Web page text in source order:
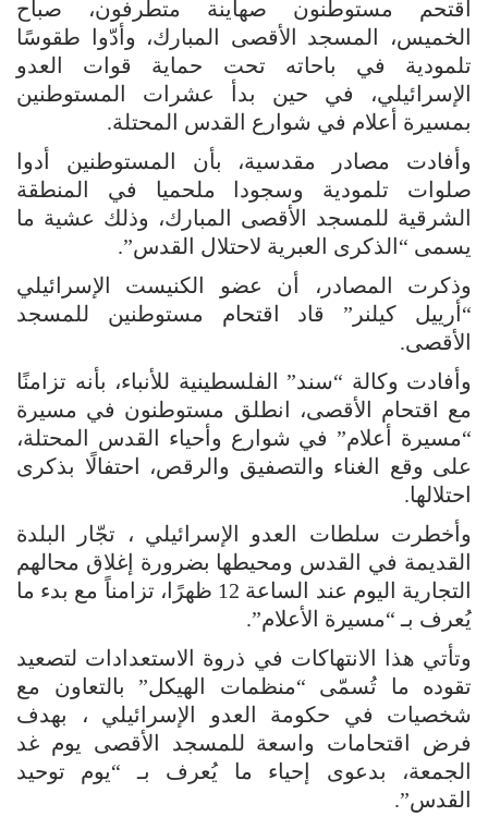
اقتحم مستوطنون صهاينة متطرفون، صباح
الخميس، المسجد الأقصى المبارك، وأدّوا طقوسًا
تلمودية في باحاته تحت حماية قوات العدو
الإسرائيلي، في حين بدأ عشرات المستوطنين
بمسيرة أعلام في شوارع القدس المحتلة.
وأفادت مصادر مقدسية، بأن المستوطنين أدوا
صلوات تلمودية وسجودا ملحميا في المنطقة
الشرقية للمسجد الأقصى المبارك، وذلك عشية ما
يسمى “الذكرى العبرية لاحتلال القدس”.
وذكرت المصادر، أن عضو الكنيست الإسرائيلي
“أرييل كيلنر” قاد اقتحام مستوطنين للمسجد
الأقصى.
وأفادت وكالة “سند” الفلسطينية للأنباء، بأنه تزامنًا
مع اقتحام الأقصى، انطلق مستوطنون في مسيرة
“مسيرة أعلام” في شوارع وأحياء القدس المحتلة،
على وقع الغناء والتصفيق والرقص، احتفالًا بذكرى
احتلالها.
وأخطرت سلطات العدو الإسرائيلي ، تجّار البلدة
القديمة في القدس ومحيطها بضرورة إغلاق محالهم
التجارية اليوم عند الساعة 12 ظهرًا، تزامناً مع بدء ما
يُعرف بـ “مسيرة الأعلام”.
وتأتي هذا الانتهاكات في ذروة الاستعدادات لتصعيد
تقوده ما تُسمّى “منظمات الهيكل” بالتعاون مع
شخصيات في حكومة العدو الإسرائيلي ، بهدف
فرض اقتحامات واسعة للمسجد الأقصى يوم غد
الجمعة، بدعوى إحياء ما يُعرف بـ “يوم توحيد
القدس”.